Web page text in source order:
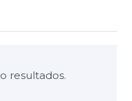
resultados.